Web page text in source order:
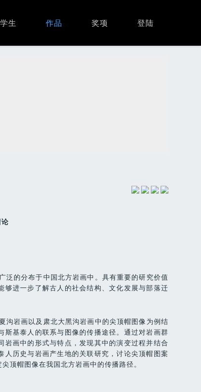
学生 作品 奖项 登陆
泛的分布于中国北方岩画中。具有重要的研究价值
进一步了解古人的社会结构、文化发展与部落迁
沟岩画以及肃北大黑沟岩画中的尖顶帽图像为例结
基泰人的联系与图像的传播途径。通过对岩画群
画中的形式与特点，发现其中的演变过程并结合
历史与岩画产生地的关联研究，讨论尖顶帽图案
顶帽图像在我国北方岩画中的传播路径。